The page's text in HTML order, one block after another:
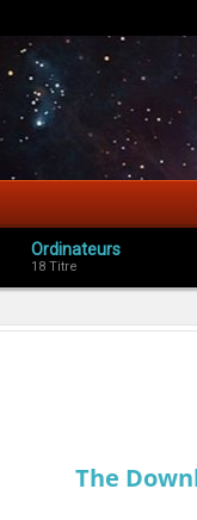
Ordinateurs
18 Titre
The